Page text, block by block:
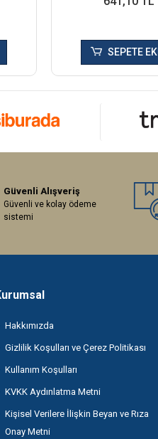
SEPETE
Güvenli Alışveriş
Güvenli ve kolay ödeme
sistemi
Hakkımızda
Gizlilik Koşulları ve Çerez Politikası
Kullanım Koşulları
KVKK Aydınlatma Metni
Kişisel Verilere İlişkin Beyan ve Rıza
Onay Metni